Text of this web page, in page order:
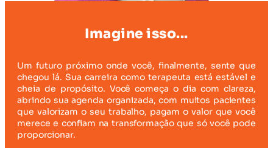
Imagine isso...
Um futuro próximo onde você, finalmente, sente que
chegou lá. Sua carreira como terapeuta está estável e
cheia de propósito. Você começa o dia com clareza,
abrindo sua agenda organizada, com muitos pacientes
que valorizam o seu trabalho, pagam o valor que você
merece e confiam na transformação que só você pode
proporcionar.